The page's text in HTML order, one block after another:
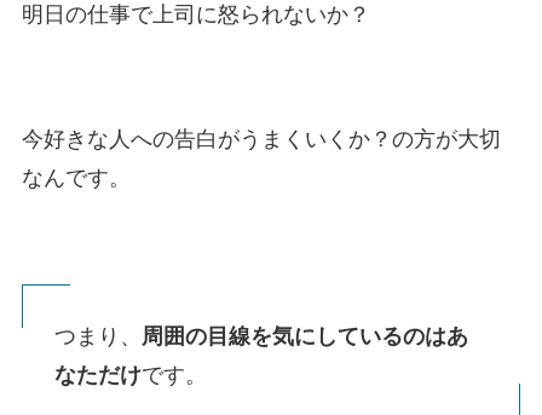
明日の仕事で上司に怒られないか？
今好きな人への告白がうまくいくか？の方が大切
なんです。
つまり、
周囲の目線を気にしているのはあ
なただけです。